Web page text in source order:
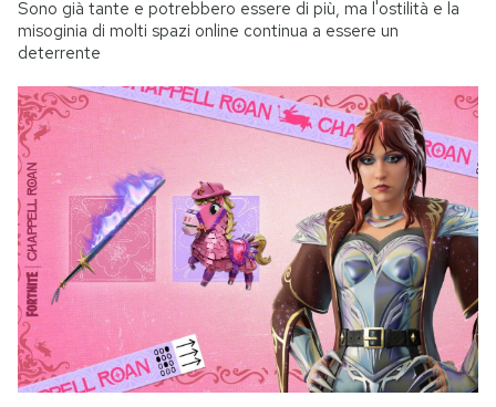
Sono già tante e potrebbero essere di più, ma l'ostilità e la
misoginia di molti spazi online continua a essere un
deterrente